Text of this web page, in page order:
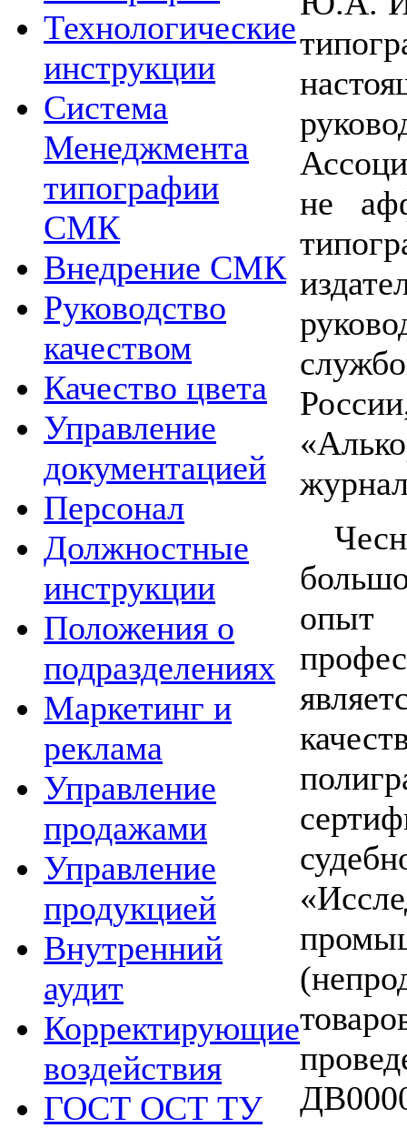
Технологические
инструкции
Система
Менеджмента
типографии
СМК
Внедрение СМК
Руководство
качеством
Качество цвета
Управление
документацией
Персонал
Должностные
инструкции
Положения о
подразделениях
Маркетинг и
реклама
Управление
продажами
Управление
продукцией
Внутренний
аудит
Корректирующие
воздействия
ГОСТ ОСТ ТУ
не